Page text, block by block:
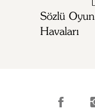
Sözlü Oyun
Havaları